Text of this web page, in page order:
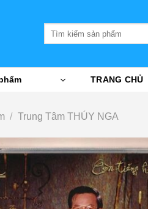
TRANG CHỦ
/ Trung Tâm THÚY NGA